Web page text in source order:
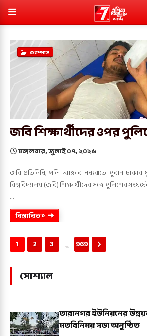
ক্যাম্পাস
জবি শিক্ষার্থীদের ওপর
মঙ্গলবার, জুলাই ০৭, ২০২৬
জবি প্রতিনিধি, পলি আক্তার মধ্যরাতে পুরান
বিশ্ববিদ্যালয় (জবি) শিক্ষার্থীদের সঙ্গে পুলিশের
…
বিস্তারিত »
1 2 3 ... 969
সোশ্যাল
তারানগর ইউনিয়নের
মতবিনিময় সভা অনুষ্ঠিত